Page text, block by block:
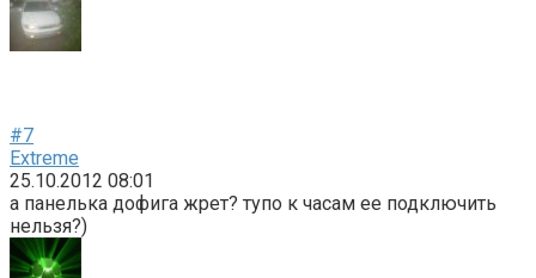
#7
Extreme
25.10.2012 08:01
а панелька дофига жрет? тупо к часам ее подключить
нельзя?)